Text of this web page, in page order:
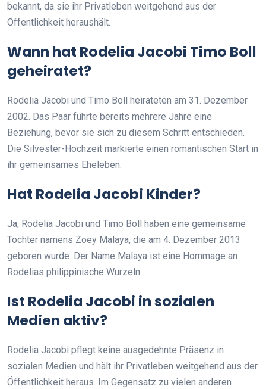
bekannt, da sie ihr Privatleben weitgehend aus der
Öffentlichkeit heraushält.
Wann hat Rodelia Jacobi Timo Boll
geheiratet?
Rodelia Jacobi und Timo Boll heirateten am 31. Dezember
2002. Das Paar führte bereits mehrere Jahre eine
Beziehung, bevor sie sich zu diesem Schritt entschieden.
Die Silvester-Hochzeit markierte einen romantischen Start in
ihr gemeinsames Eheleben.
Hat Rodelia Jacobi Kinder?
Ja, Rodelia Jacobi und Timo Boll haben eine gemeinsame
Tochter namens Zoey Malaya, die am 4. Dezember 2013
geboren wurde. Der Name Malaya ist eine Hommage an
Rodelias philippinische Wurzeln.
Ist Rodelia Jacobi in sozialen
Medien aktiv?
Rodelia Jacobi pflegt keine ausgedehnte Präsenz in
sozialen Medien und hält ihr Privatleben weitgehend aus der
Öffentlichkeit heraus. Im Gegensatz zu vielen anderen